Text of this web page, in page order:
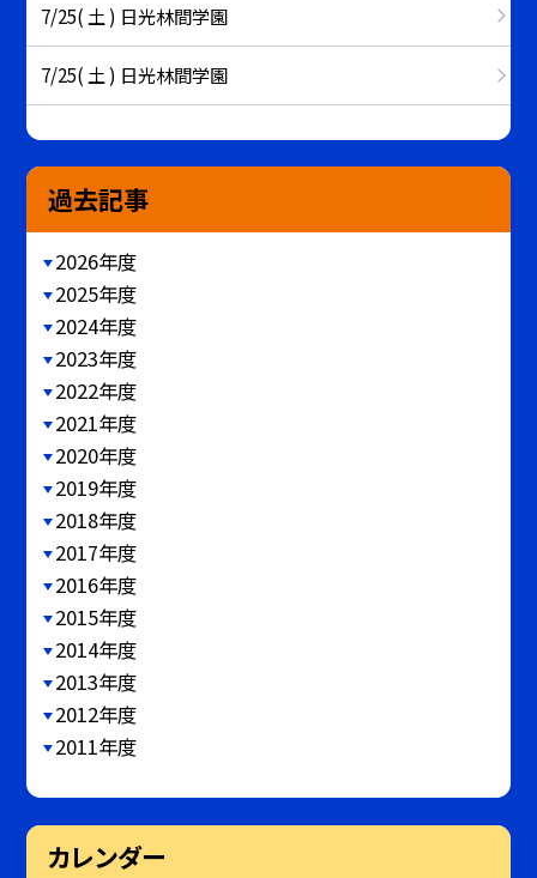
7/25( 土 ) 日光林間学園
7/25( 土 ) 日光林間学園
過去記事
2026年度
2025年度
2024年度
2023年度
2022年度
2021年度
2020年度
2019年度
2018年度
2017年度
2016年度
2015年度
2014年度
2013年度
2012年度
2011年度
カレンダー